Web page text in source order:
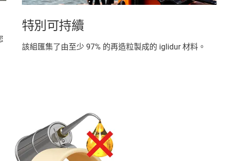
特別可持續
該組匯集了由至少 97% 的再造粒製成的 iglidur 材料。